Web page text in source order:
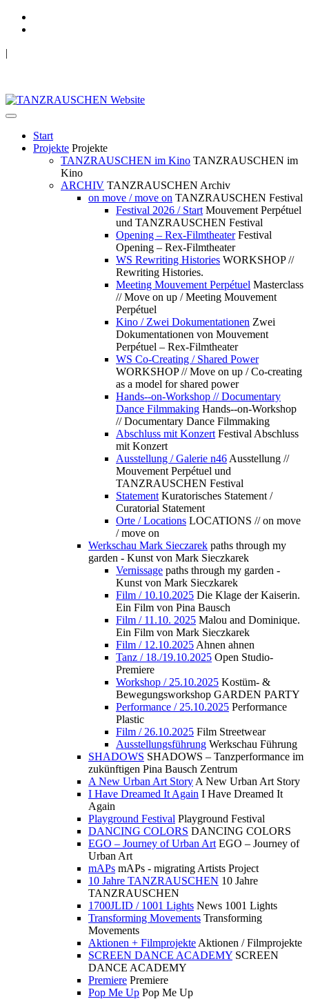
|
Start
Projekte Projekte
TANZRAUSCHEN im Kino TANZRAUSCHEN im
Kino
ARCHIV TANZRAUSCHEN Archiv
on move / move on TANZRAUSCHEN Festival
Festival 2026 / Start Mouvement Perpétuel
und TANZRAUSCHEN Festival
Opening – Rex-Filmtheater Festival
Opening – Rex-Filmtheater
WS Rewriting Histories WORKSHOP //
Rewriting Histories.
Meeting Mouvement Perpétuel Masterclass
// Move on up / Meeting Mouvement
Perpétuel
Kino / Zwei Dokumentationen Zwei
Dokumentationen von Mouvement
Perpétuel – Rex-Filmtheater
WS Co-Creating / Shared Power
WORKSHOP // Move on up / Co-creating
as a model for shared power
Hands--on-Workshop // Documentary
Dance Filmmaking Hands--on-Workshop
// Documentary Dance Filmmaking
Abschluss mit Konzert Festival Abschluss
mit Konzert
Ausstellung / Galerie n46 Ausstellung //
Mouvement Perpétuel und
TANZRAUSCHEN Festival
Statement Kuratorisches Statement /
Curatorial Statement
Orte / Locations LOCATIONS // on move
/ move on
Werkschau Mark Sieczarek paths through my
garden - Kunst von Mark Sieczkarek
Vernissage paths through my garden -
Kunst von Mark Sieczkarek
Film / 10.10.2025 Die Klage der Kaiserin.
Ein Film von Pina Bausch
Film / 11.10. 2025 Malou and Dominique.
Ein Film von Mark Sieczkarek
Film / 12.10.2025 Ahnen ahnen
Tanz / 18./19.10.2025 Open Studio-
Premiere
Workshop / 25.10.2025 Kostüm- &
Bewegungsworkshop GARDEN PARTY
Performance / 25.10.2025 Performance
Plastic
Film / 26.10.2025 Film Streetwear
Ausstellungsführung Werkschau Führung
SHADOWS SHADOWS – Tanzperformance im
zukünftigen Pina Bausch Zentrum
A New Urban Art Story A New Urban Art Story
I Have Dreamed It Again I Have Dreamed It
Again
Playground Festival Playground Festival
DANCING COLORS DANCING COLORS
EGO – Journey of Urban Art EGO – Journey of
Urban Art
mAPs mAPs - migrating Artists Project
10 Jahre TANZRAUSCHEN 10 Jahre
TANZRAUSCHEN
1700JLID / 1001 Lights News 1001 Lights
Transforming Movements Transforming
Movements
Aktionen + Filmprojekte Aktionen / Filmprojekte
SCREEN DANCE ACADEMY SCREEN
DANCE ACADEMY
Premiere Premiere
Pop Me Up Pop Me Up